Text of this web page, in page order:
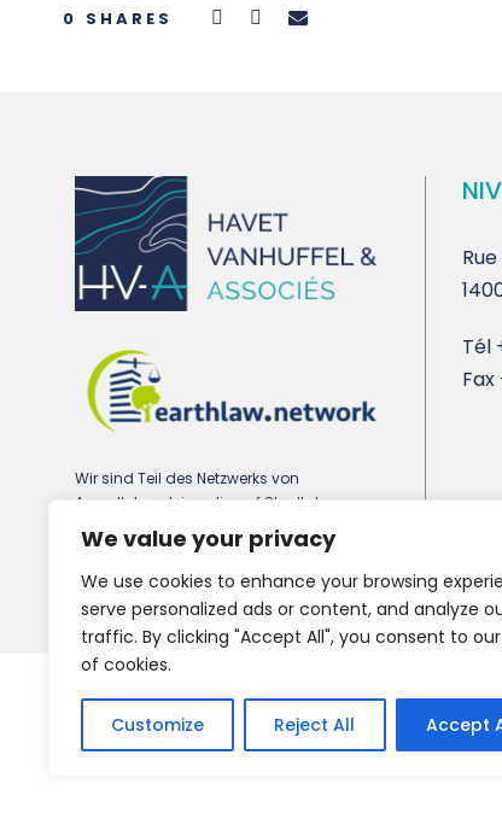
We value your privacy
We use cookies to enhance your browsing
serve personalized ads or content, and analyze
traffic. By clicking "Accept All", you consent to
of cookies.
Customize Reject All Accept
0 SHARES
Wir sind Teil des Netzwerks von
Anwaltskanzleien, die auf Stadtplanungs-,
Umwelt- und Immobilienrecht spezialisiert
sind earthlaw.network
Tél
Fax
Copyright 2021 HV-A, All Right Reserved